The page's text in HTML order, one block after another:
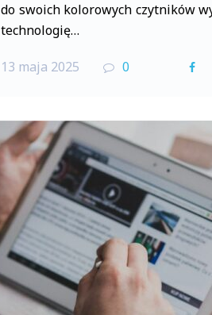
do swoich kolorowych czytników
technologię…
13 maja 2025 0
F
c
b
o
o
k